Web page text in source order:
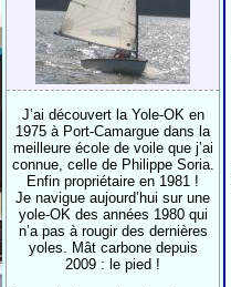
J’ai découvert la Yole-OK en
1975 à Port-Camargue dans la
meilleure école de voile que j’ai
connue, celle de Philippe Soria.
Enfin propriétaire en 1981 !
Je navigue aujourd’hui sur une
yole-OK des années 1980 qui
n’a pas à rougir des dernières
yoles. Mât carbone depuis
2009 : le pied !